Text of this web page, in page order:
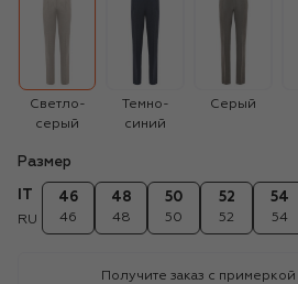
Светло-
серый
Темно-
синий
Серый
Размер
RU
46
46
48
48
50
50
52
52
54
54
Получите заказ с примеркой